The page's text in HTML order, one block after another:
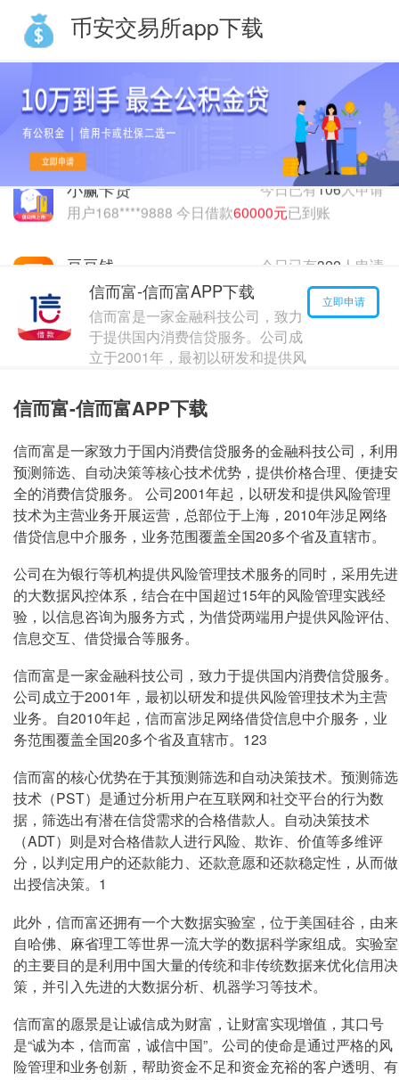
币安交易所app下载
豆豆钱 今日已有322人申请
用户136****7789 今日借款190000元
小赢卡贷 今日已有 106人申请
用户168****9888 今日借款
60000元已到账
豆豆钱 今日已有322
小赢卡贷 今日已有106人申请
用户168****9888 今日借款60000元已到账
信而富-信而富APP下载
信而富是一家金融科技公司，致力
于提供国内消费信贷服务。公司成
立于2001年，最初以研发和提供风
最高额度：80000元
月利率：3.00%
立即申请
信而富-信而富APP下载
信而富是一家致力于国内消费信贷服务的金融科技公司，利用
预测筛选、自动决策等核心技术优势，提供价格合理、便捷安
全的消费信贷服务。 公司2001年起，以研发和提供风险管理
技术为主营业务开展运营，总部位于上海，2010年涉足网络
借贷信息中介服务，业务范围覆盖全国20多个省及直辖市。
公司在为银行等机构提供风险管理技术服务的同时，采用先进
的大数据风控体系，结合在中国超过15年的风险管理实践经
验，以信息咨询为服务方式，为借贷两端用户提供风险评估、
信息交互、借贷撮合等服务。
信而富是一家金融科技公司，致力于提供国内消费信贷服务。
公司成立于2001年，最初以研发和提供风险管理技术为主营
业务。自2010年起，信而富涉足网络借贷信息中介服务，业
务范围覆盖全国20多个省及直辖市。123
信而富的核心优势在于其预测筛选和自动决策技术。预测筛选
技术（PST）是通过分析用户在互联网和社交平台的行为数
据，筛选出有潜在信贷需求的合格借款人。自动决策技术
（ADT）则是对合格借款人进行风险、欺诈、价值等多维评
分，以判定用户的还款能力、还款意愿和还款稳定性，从而做
出授信决策。1
此外，信而富还拥有一个大数据实验室，位于美国硅谷，由来
自哈佛、麻省理工等世界一流大学的数据科学家组成。实验室
的主要目的是利用中国大量的传统和非传统数据来优化信用决
策，并引入先进的大数据分析、机器学习等技术。
信而富的愿景是让诚信成为财富，让财富实现增值，其口号
是“诚为本，信而富，诚信中国”。公司的使命是通过严格的风
险管理和业务创新，帮助资金不足和资金充裕的客户透明、有